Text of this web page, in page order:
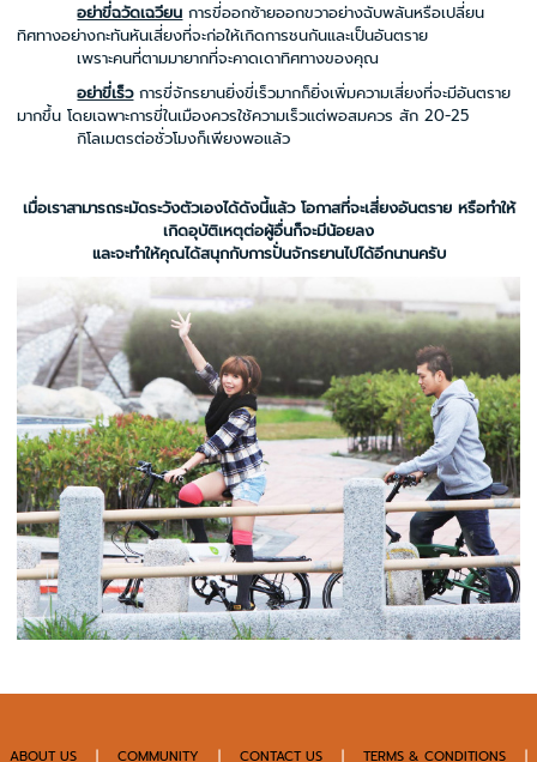
อย่าขี่ฉวัดเฉวียน การขี่ออกซ้ายออกขวาอย่างฉับพลันหรือเปลี่ยน
ทิศทางอย่างกะทันหันเสี่ยงที่จะก่อให้เกิดการชนกันและเป็นอันตราย
เพราะคนที่ตามมายากที่จะคาดเดาทิศทางของคุณ
อย่าขี่เร็วการขี่จักรยานยิ่งขี่เร็วมากก็ยิ่งเพิ่มความเสี่ยงที่จะมีอันตราย
มากขึ้น โดยเฉพาะการขี่ในเมืองควรใช้ความเร็วแต่พอสมควร สัก 20-25
กิโลเมตรต่อชั่วโมงก็เพียงพอแล้ว
เมื่อเราสามารถระมัดระวังตัวเองได้ดังนี้แล้ว โอกาสที่จะเสี่ยงอันตราย หรือทำให้
เกิดอุบัติเหตุต่อผู้อื่นก็จะมีน้อยลง
และจะทำให้คุณได้สนุกกับการปั่นจักรยานไปได้อีกนานครับ
ABOUT US | COMMUNITY | CONTACT US | TERMS & CONDITIONS |